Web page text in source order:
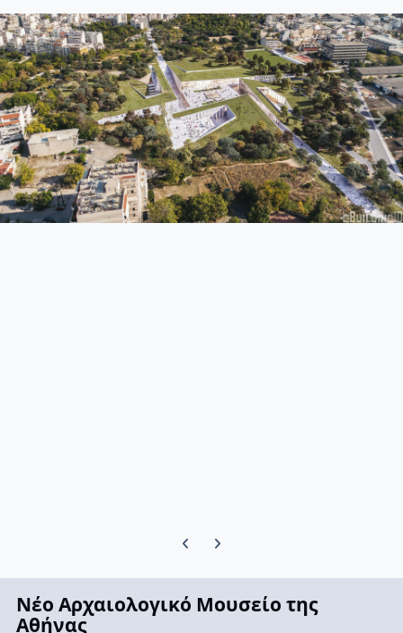
Previous carousel slide
Next carousel slide
Νέο Αρχαιολογικό Μουσείο της
Αθήνας